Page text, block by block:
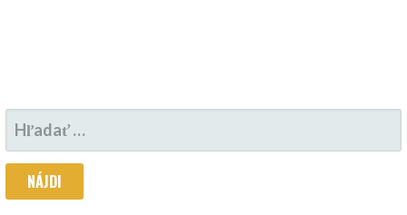
H
Ľ
D